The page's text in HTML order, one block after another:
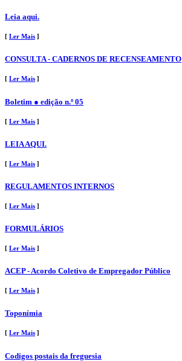
Leia aqui.
[ Ler Mais ]
CONSULTA - CADERNOS DE RECENSEAMENTO
[ Ler Mais ]
Boletim ● edição n.º 05
[ Ler Mais ]
LEIA AQUI.
[ Ler Mais ]
REGULAMENTOS INTERNOS
[ Ler Mais ]
FORMULÁRIOS
[ Ler Mais ]
ACEP - Acordo Coletivo de Empregador Público
[ Ler Mais ]
Toponímia
[ Ler Mais ]
Codigos postais da freguesia